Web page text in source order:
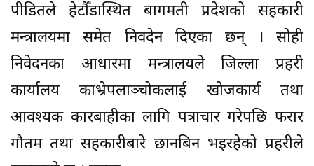
पीडितले हेटौँडास्थित बागमती प्रदेशको सहकारी
मन्त्रालयमा समेत निवदेन दिएका छन् । सोही
निवेदनका आधारमा मन्त्रालयले जिल्ला प्रहरी
कार्यालय काभ्रेपलाञ्चोकलाई खोजकार्य तथा
आवश्यक कारबाहीका लागि पत्राचार गरेपछि फरार
गौतम तथा सहकारीबारे छानबिन भइरहेको प्रहरीले